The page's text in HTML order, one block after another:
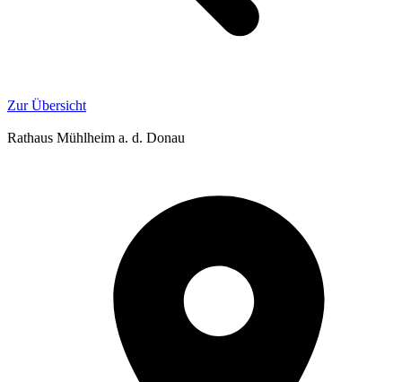
Zur Übersicht
Rathaus Mühlheim a. d. Donau